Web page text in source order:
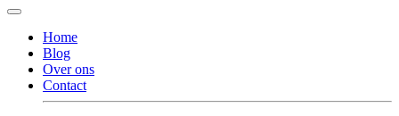
Home
Blog
Over ons
Contact